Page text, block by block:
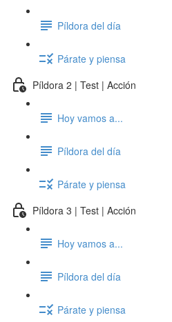
Píldora del día
Párate y piensa
Píldora 2 | Test | Acción
Hoy vamos a...
Píldora del día
Párate y piensa
Píldora 3 | Test | Acción
Hoy vamos a...
Píldora del día
Párate y piensa